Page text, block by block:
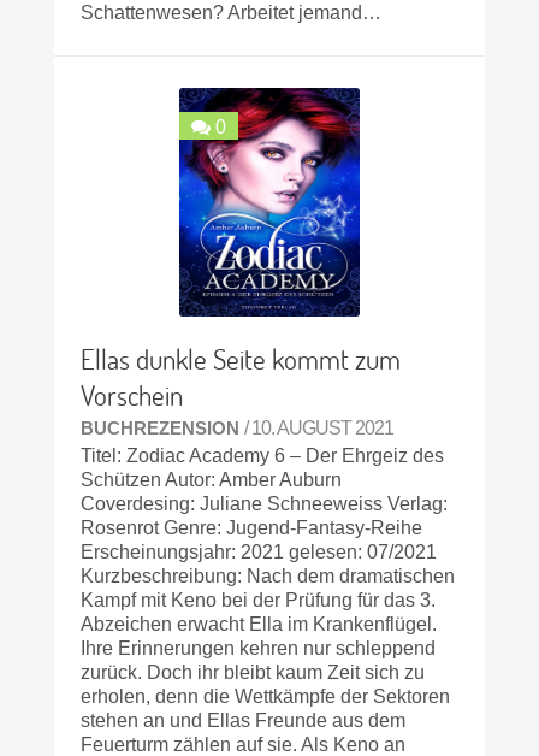
Schattenwesen? Arbeitet jemand…
0
Ellas dunkle Seite kommt zum
Vorschein
BUCHREZENSION / 10. AUGUST 2021
Titel: Zodiac Academy 6 – Der Ehrgeiz des
Schützen Autor: Amber Auburn
Coverdesing: Juliane Schneeweiss Verlag:
Rosenrot Genre: Jugend-Fantasy-Reihe
Erscheinungsjahr: 2021 gelesen: 07/2021
Kurzbeschreibung: Nach dem dramatischen
Kampf mit Keno bei der Prüfung für das 3.
Abzeichen erwacht Ella im Krankenflügel.
Ihre Erinnerungen kehren nur schleppend
zurück. Doch ihr bleibt kaum Zeit sich zu
erholen, denn die Wettkämpfe der Sektoren
stehen an und Ellas Freunde aus dem
Feuerturm zählen auf sie. Als Keno an